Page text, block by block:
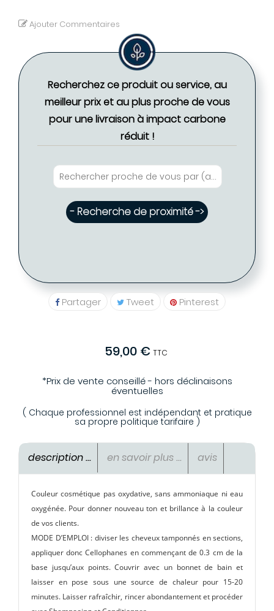
Ajouter Commentaires
Recherchez ce produit ou service, au
meilleur prix et au plus proche de vous
pour une livraison à impact carbone
réduit !
- Recherche de proximité ->
Partager Tweet Pinterest
59,00 € TTC
*Prix de vente conseillé - hors déclinaisons
éventuelles
( Chaque professionnel est indépendant et pratique
sa propre politique tarifaire )
description ... en savoir plus ... avis
Couleur cosmétique pas oxydative, sans ammoniaque ni eau
oxygénée. Pour donner nouveau ton et brillance à la couleur
de vos clients.
MODE D’EMPLOI : diviser les cheveux tamponnés en sections,
appliquer donc Cellophanes en commençant de 0.3 cm de la
base jusqu’aux points. Couvrir avec un bonnet de bain et
laisser en pose sous une source de chaleur pour 15-20
minutes. Laisser rafraîchir, rincer abondantement et procéder